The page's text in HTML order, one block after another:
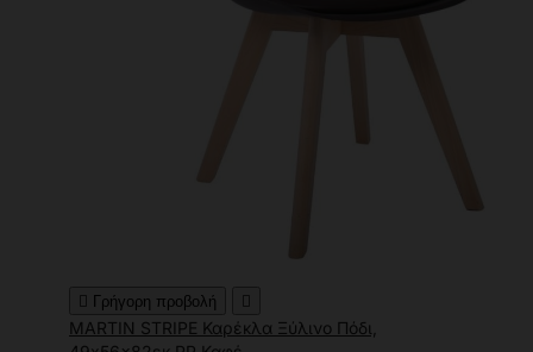
 Γρήγορη προβολή 
MARTIN STRIPE Καρέκλα Ξύλινο Πόδι,